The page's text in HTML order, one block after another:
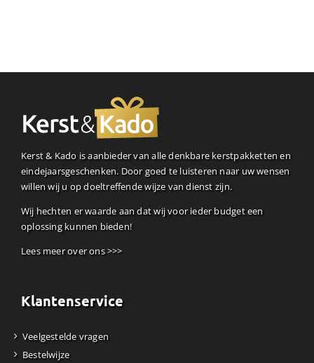
Kerst & Kado is aanbieder van alle denkbare kerstpakketten en
eindejaarsgeschenken. Door goed te luisteren naar uw wensen
willen wij u op doeltreffende wijze van dienst zijn.
Wij hechten er waarde aan dat wij voor ieder budget een
oplossing kunnen bieden!
Lees meer over ons >>>
Klantenservice
Veelgestelde vragen
Bestelwijze